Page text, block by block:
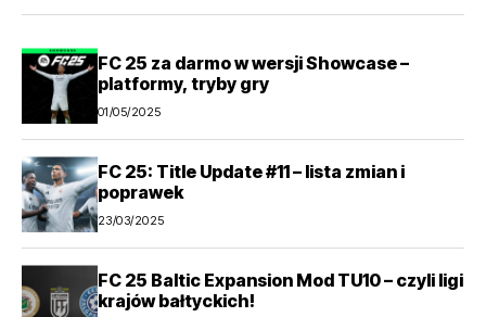
FC 25 za darmo w wersji Showcase –
platformy, tryby gry
01/05/2025
FC 25: Title Update #11 – lista zmian i
poprawek
23/03/2025
FC 25 Baltic Expansion Mod TU10 – czyli ligi
krajów bałtyckich!